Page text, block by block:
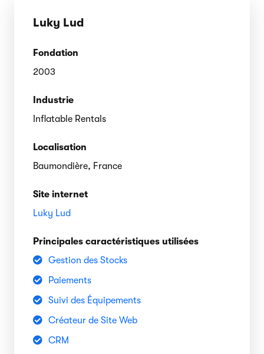
Luky Lud
Fondation
2003
Industrie
Inflatable Rentals
Localisation
Baumondière, France
Site internet
Luky Lud
Principales caractéristiques utilisées
Gestion des Stocks
Paiements
Suivi des Équipements
Créateur de Site Web
CRM